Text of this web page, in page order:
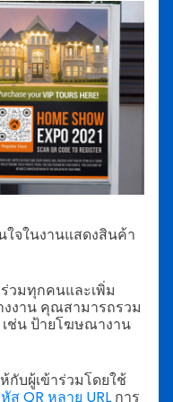
จในงานแสดงสินค้า
วมทุกคนและเพิ่ม
งงาน คุณสามารถรวม
ช่น ป้ายโฆษณางาน
กับผู้เข้าร่วมโดยใช้
ส QR หลาย URL การ